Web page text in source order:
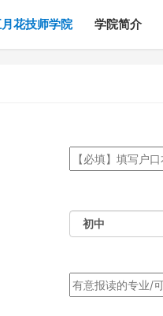
花技师学院 学院简介